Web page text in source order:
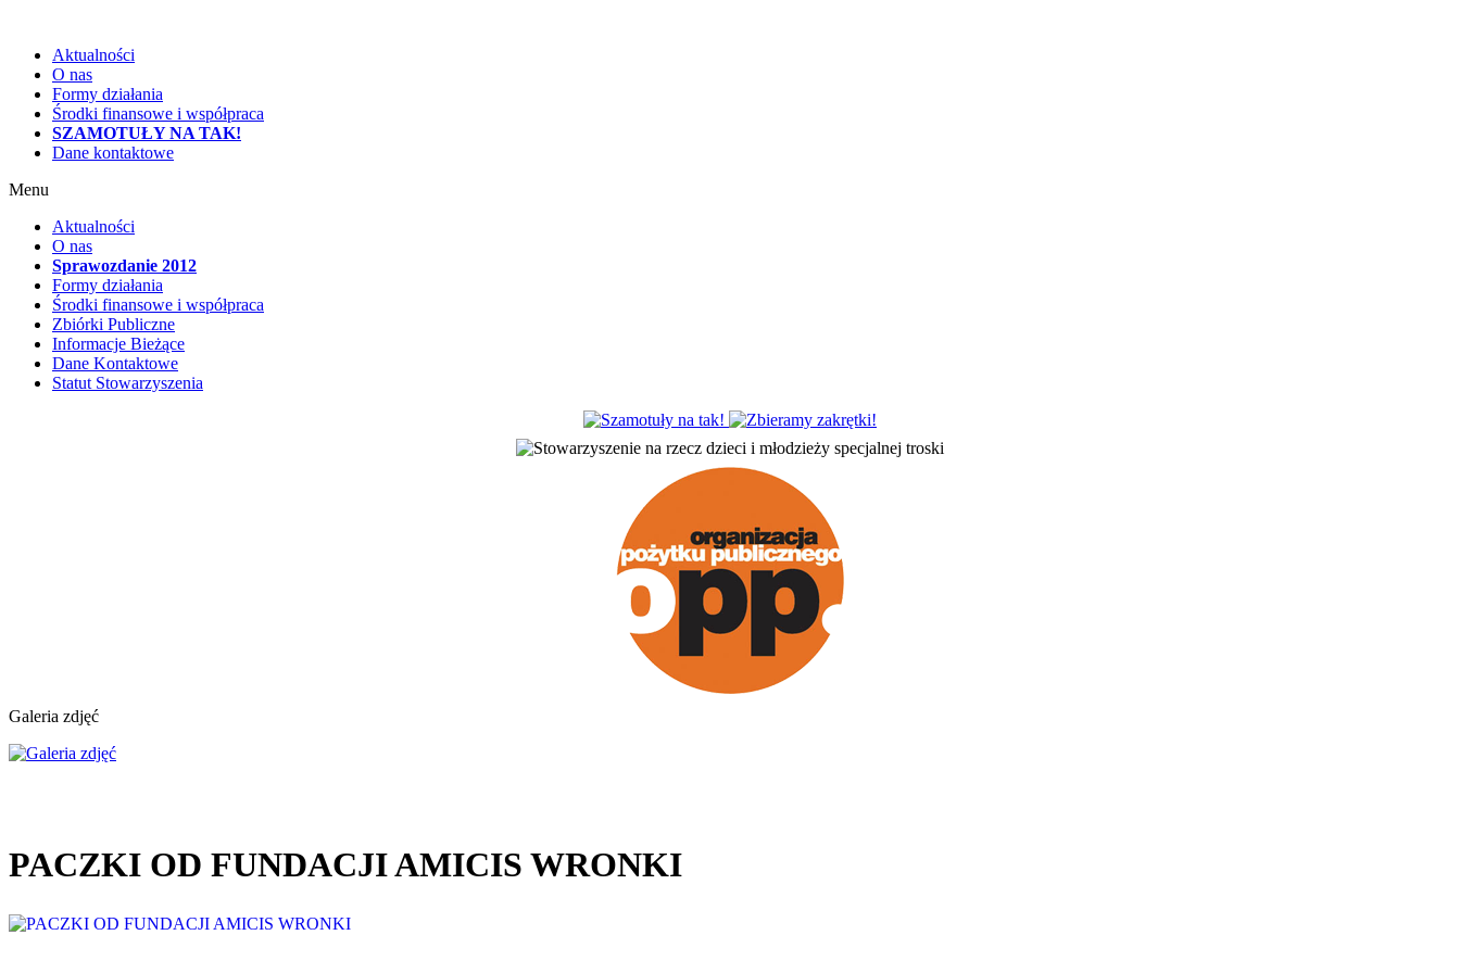
Aktualności
O nas
Formy działania
Środki finansowe i współpraca
SZAMOTUŁY NA TAK!
Dane kontaktowe
Menu
Aktualności
O nas
Sprawozdanie 2012
Formy działania
Środki finansowe i współpraca
Zbiórki Publiczne
Informacje Bieżące
Dane Kontaktowe
Statut Stowarzyszenia
Galeria zdjęć
PACZKI OD FUNDACJI AMICIS WRONKI